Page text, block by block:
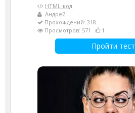
HTML-код
Андрей
Прохождений: 318
Просмотров: 571
1
Пройти тест